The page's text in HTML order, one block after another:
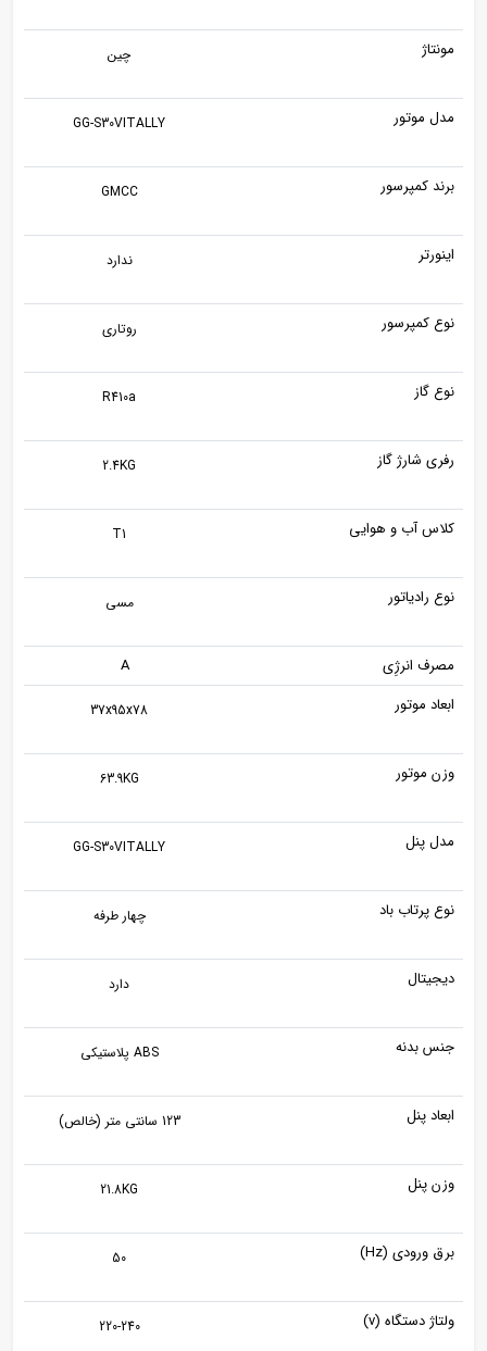
مونتاژ چین
مدل موتور GG-S30VITALLY
برند کمپرسور GMCC
اینورتر ندارد
نوع کمپرسور روتاری
نوع گاز R410a
رفری شارژ گاز 2.4KG
کلاس آب و هوایی T1
نوع رادیاتور مسی
مصرف انرژِی
A
ابعاد موتور
37x95x78
وزن موتور 63.9KG
مدل پنل GG-S30VITALLY
نوع پرتاب باد چهار طرفه
دیجیتال دارد
جنس بدنه ABS پلاستیکی
ابعاد پنل 123 سانتی متر (خالص)
وزن پنل 21.8KG
برق ورودی (Hz) 50
ولتاژ دستگاه (v) 220-240